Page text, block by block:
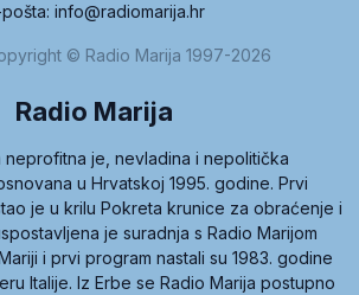
info@radiomarija.hr
© Radio Marija 1997-2026
Radio Marija
neprofitna je, nevladina i nepolitička
u Hrvatskoj 1995. godine. Prvi
je u krilu Pokreta krunice za obraćenje i
je suradnja s Radio Marijom
i prvi program nastali su 1983. godine
Italije. Iz Erbe se Radio Marija postupno